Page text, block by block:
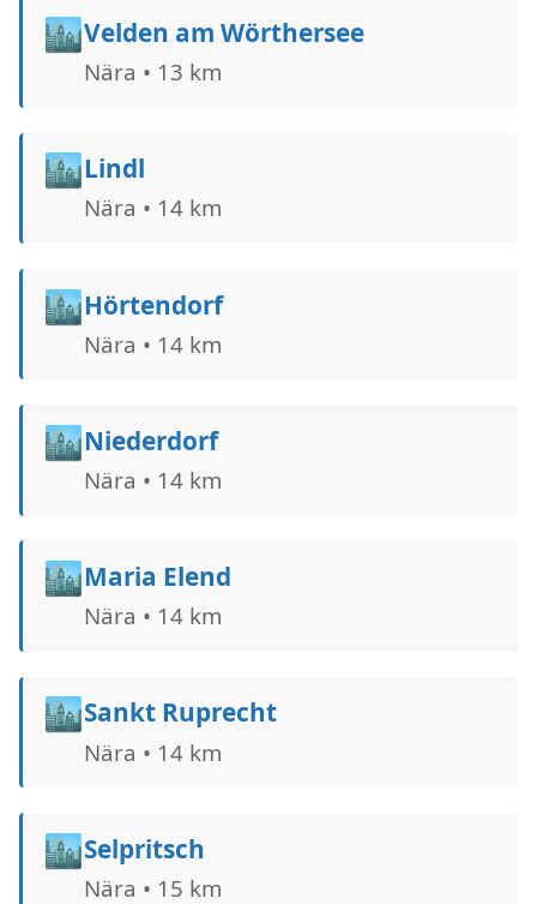
🏙️Velden am Wörthersee
Nära • 13 km
🏙️Lindl
Nära • 14 km
🏙️Hörtendorf
Nära • 14 km
🏙️Niederdorf
Nära • 14 km
🏙️Maria Elend
Nära • 14 km
🏙️Sankt Ruprecht
Nära • 14 km
🏙️Selpritsch
Nära • 15 km